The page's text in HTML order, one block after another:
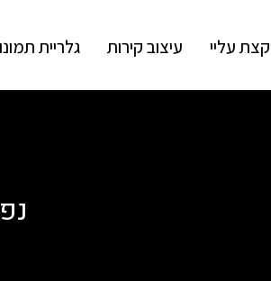
קצת עליי עיצוב קירות גלריית